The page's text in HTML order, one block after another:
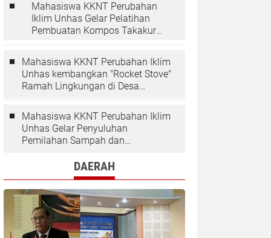
Mahasiswa KKNT Perubahan
Iklim Unhas Gelar Pelatihan
Pembuatan Kompos Takakura
Mahasiswa KKNT Perubahan Iklim
Unhas kembangkan "Rocket Stove"
Ramah Lingkungan di Desa
Mahasiswa KKNT Perubahan Iklim
Unhas Gelar Penyuluhan
Pemilahan Sampah dan
Desa KalolingDAERAH